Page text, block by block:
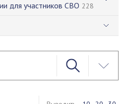
для участников СВО 228